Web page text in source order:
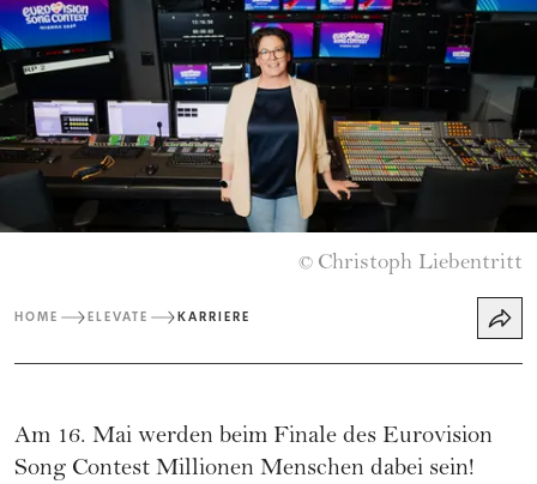
© Christoph Liebentritt
HOME ELEVATE KARRIERE
Am 16. Mai werden beim Finale des Eurovision
Song Contest Millionen Menschen dabei sein!